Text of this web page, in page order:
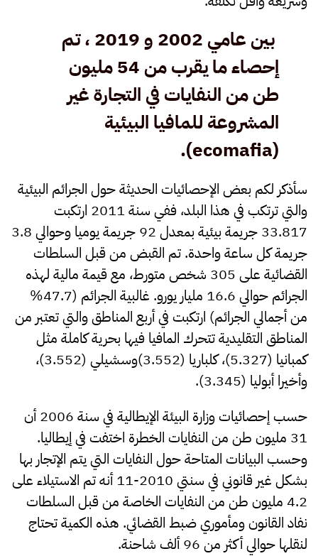
بين عامي 2002 و 2019 ، تم
إحصاء ما يقرب من 54 مليون
طن من النفايات في التجارة غير
المشروعة للمافيا البيئية
(
ecomafia
)
.
سأذكر لكم بعض الإحصائيات الحديثة حول الجرائم البيئية
والتي ترتكب في هذا البلد، ففي سنة 2011 ارتكبت
33.817 جريمة بيئية بمعدل 92 جريمة يوميا وحوالي 3.8
جريمة كل ساعة واحدة. تم القبض من قبل السلطات
القضائية على 305 شخص متورط، مع قيمة مالية لهذه
الجرائم حوالي 16.6 مليار يورو. غالبية الجرائم (47.7%
من أجمالي الجرائم) ارتكبت في أربع المناطق والتي تعتبر من
المناطق التقليدية تتحرك المافيا فيها بحرية كاملة مثل
كمبانيا (5.327)، كلباريا (3.552)وسشيلي (3.552)،
وأخيرا أبوليا (3.345).
حسب إحصائيات وزارة البيئة الإيطالية في سنة 2006 أن
31 مليون طن من النفايات الخطرة اختفت في إيطاليا.
وحسب البيانات المتاحة حول النفايات التي يتم الإتجار بها
بشكل غير قانوني في سنتي 2010-11 أنه تم الاستيلاء على
4.2 مليون طن من النفايات الخاصة من قبل السلطات
نفاد القانون ومأموري ضبط القضائي. هذه الكمية تحتاج
لنقلها حوالي أكثر من 96 ألف شاحنة.